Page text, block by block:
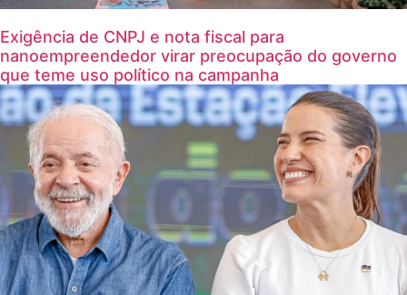
Exigência de CNPJ e nota fiscal para
nanoempreendedor virar preocupação do governo
que teme uso político na campanha